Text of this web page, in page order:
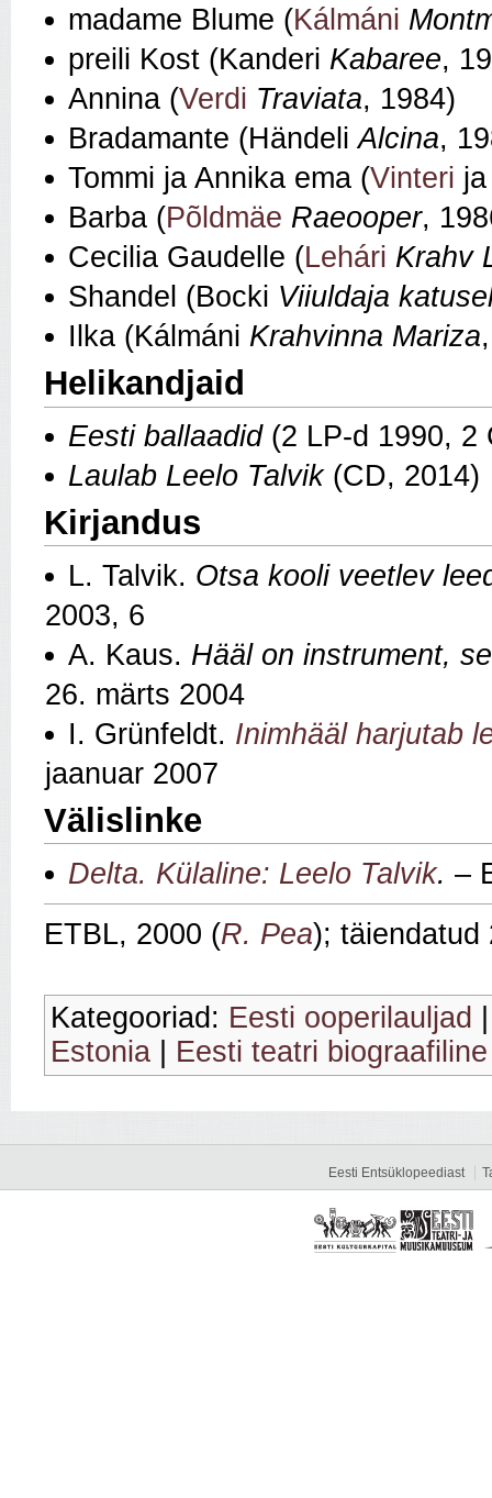
madame Blume (Kálmáni
preili Kost (Kanderi Kabaree,
Annina (Verdi Traviata, 1984)
Bradamante (HändeliAlcina,
Tommi ja Annika ema (Vinteri
Barba (Põldmäe Raeooper,
Cecilia Gaudelle (Lehári Krahv
Shandel (Bocki Viiuldaja
Ilka (Kálmáni Krahvinna Mariza
Helikandjaid
Eesti ballaadid (2 LP-d 1990, 2
Laulab Leelo Talvik (CD, 2014)
Kirjandus
L. Talvik. Otsa kooli veetlev
2003, 6
A. Kaus. Hääl on instrument,
26. märts 2004
I. Grünfeldt. Inimhääl harjutab
jaanuar 2007
Välislinke
Delta. Külaline: Leelo Talvik. –
ETBL, 2000 (R. Pea); täiendatud
Kategooriad: Eesti ooperilauljad
Estonia
Eesti teatri
Eesti Entsüklopeediast